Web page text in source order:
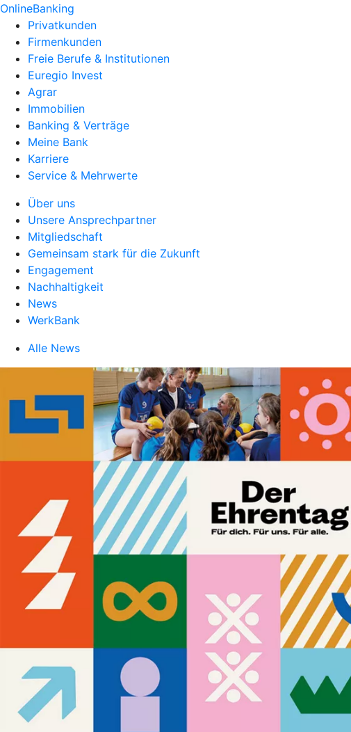
OnlineBanking
Privatkunden
Firmenkunden
Freie Berufe & Institutionen
Euregio Invest
Agrar
Immobilien
Banking & Verträge
Meine Bank
Karriere
Service & Mehrwerte
Über uns
Unsere Ansprechpartner
Mitgliedschaft
Gemeinsam stark für die Zukunft
Engagement
Nachhaltigkeit
News
WerkBank
Alle News